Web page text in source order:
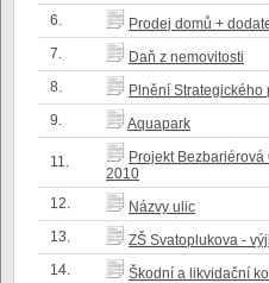
6.
Prodej domů +
7.
Daň z nemovitosti
8.
Plnění Strategického
9.
Aquapark
11.
Projekt
2010
12. Názvy ulic
13.
ZŠ Svatoplukova -
14.
Škodní a likvidační